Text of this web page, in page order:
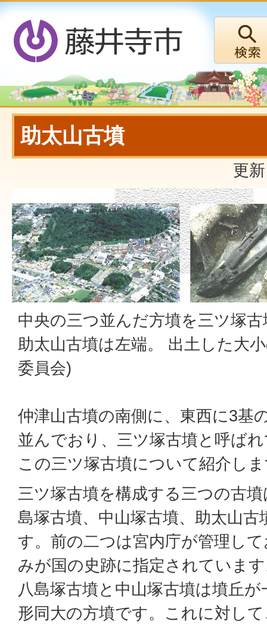
助太山古墳
更
中央の三つ並んだ方墳を三ツ塚
助太山古墳は左端。 出土した大
委員会)
仲津山古墳の南側に、東西に3基
並んでおり、三ツ塚古墳と呼ば
この三ツ塚古墳について紹介し
三ツ塚古墳を構成する三つの古
島塚古墳、中山塚古墳、助太山
す。前の二つは宮内庁が管理し
みが国の史跡に指定されていま
八島塚古墳と中山塚古墳は墳丘
形同大の方墳です。これに対し